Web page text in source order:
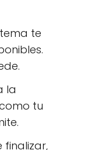
te
la
tu
finalizar,